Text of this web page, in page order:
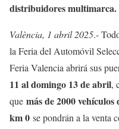
distribuidores multimarca.
València, 1 abril 2025.-
la Feria del Automóvil
Feria Valencia abrirá sus
11 al domingo 13 de abril,
que más de 2000 vehículos
km 0 se pondrán a la venta